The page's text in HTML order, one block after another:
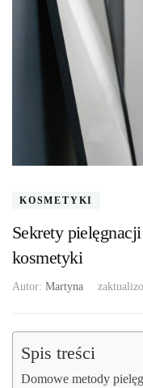
KOSMETYKI
Sekrety
kosmetyki
Autor: Martyna
Spis treści
Domowe metody